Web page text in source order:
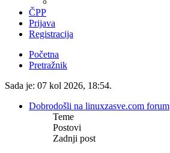
ČPP
Prijava
Registracija
Početna
Pretražnik
Sada je: 07 kol 2026, 18:54.
Dobrodošli na linuxzasve.com forum
Teme
Postovi
Zadnji post